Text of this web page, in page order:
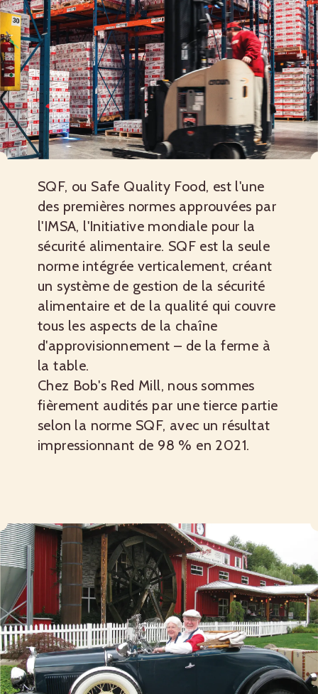
SQF, ou Safe Quality Food, est l'une
des premières normes approuvées par
l'IMSA, l'Initiative mondiale pour la
sécurité alimentaire. SQF est la seule
norme intégrée verticalement, créant
un système de gestion de la sécurité
alimentaire et de la qualité qui couvre
tous les aspects de la chaîne
d'approvisionnement – de la ferme à
la table.
Chez Bob's Red Mill, nous sommes
fièrement audités par une tierce partie
selon la norme SQF, avec un résultat
impressionnant de 98 % en 2021.